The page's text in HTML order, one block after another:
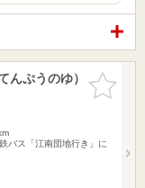
お気に入
りに追加
んぷうのゆ）
バス「江南団地行き」に